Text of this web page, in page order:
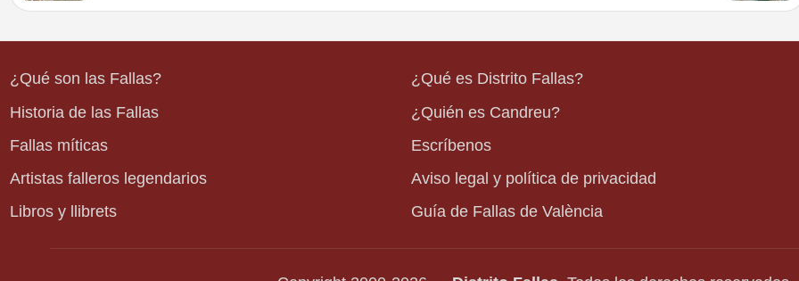
entradas
¿Qué son las Fallas?
Historia de las Fallas
Fallas míticas
Artistas falleros legendarios
Libros y llibrets
¿Qué es Distrito Fallas?
¿Quién es Candreu?
Escríbenos
Aviso legal y política de privacidad
Guía de Fallas de València